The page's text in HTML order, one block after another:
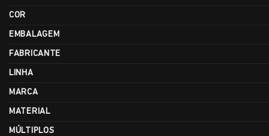
COR
EMBALAGEM
FABRICANTE
LINHA
MARCA
MATERIAL
MÚLTIPLOS